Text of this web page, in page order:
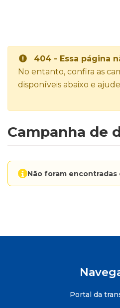
404 - Essa página
No entanto, confira as
disponíveis abaixo e
Campanha de
Não foram encontradas
Portal da